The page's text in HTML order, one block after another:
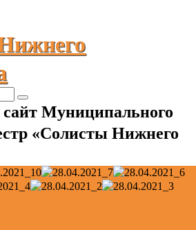
Муниципального
«Солисты Нижнего